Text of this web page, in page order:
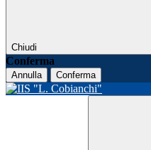
Chiudi
Conferma
Annulla Conferma